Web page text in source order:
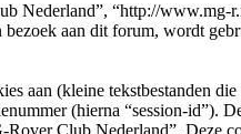
Nederland”, “http://www.mg-
aan dit forum, wordt
aan (kleine tekstbestanden
(hierna “session-id”).